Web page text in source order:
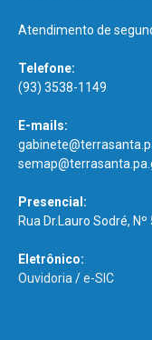
Atendimento de
Telefone:
(93) 3538-1149
E-mails:
Presencial:
Rua Dr.Lauro Sodré,
Eletrônico:
Ouvidoria /e-SIC